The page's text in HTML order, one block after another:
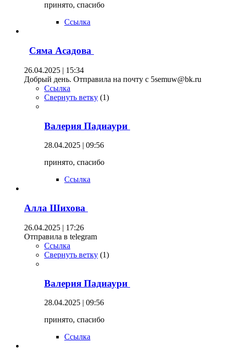
принято, спасибо
Ссылка
Сяма Асадова
26.04.2025 | 15:34
Добрый день. Отправила на почту с 5semuw@bk.ru
Ссылка
Свернуть ветку (1)
Валерия Падиаури
28.04.2025 | 09:56
принято, спасибо
Ссылка
Алла Шихова
26.04.2025 | 17:26
Отправила в telegram
Ссылка
Свернуть ветку (1)
Валерия Падиаури
28.04.2025 | 09:56
принято, спасибо
Ссылка